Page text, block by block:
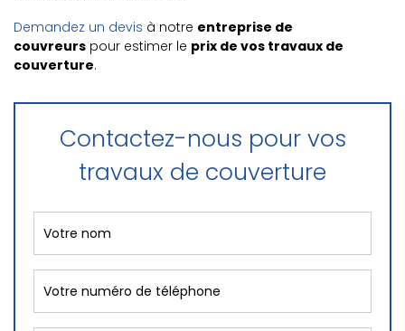
Demandez un devis à notre entreprise de
couvreurs pour estimer le prix de vos travaux de
couverture.
Contactez-nous pour vos
travaux de couverture